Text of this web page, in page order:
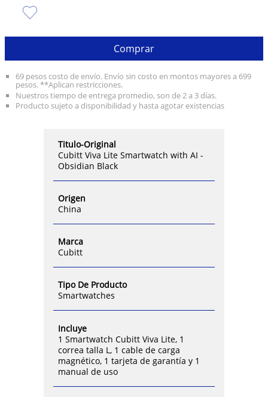
Comprar
69 pesos costo de envío. Envío sin costo en montos mayores a 699
pesos. **Aplican restricciones.
Nuestros tiempo de entrega promedio, son de 2 a 3 días.
Producto sujeto a disponibilidad y hasta agotar existencias
Titulo-Original
Cubitt Viva Lite Smartwatch with AI -
Obsidian Black
Origen
China
Marca
Cubitt
Tipo De Producto
Smartwatches
Incluye
1 Smartwatch Cubitt Viva Lite, 1
correa talla L, 1 cable de carga
magnético, 1 tarjeta de garantía y 1
manual de uso